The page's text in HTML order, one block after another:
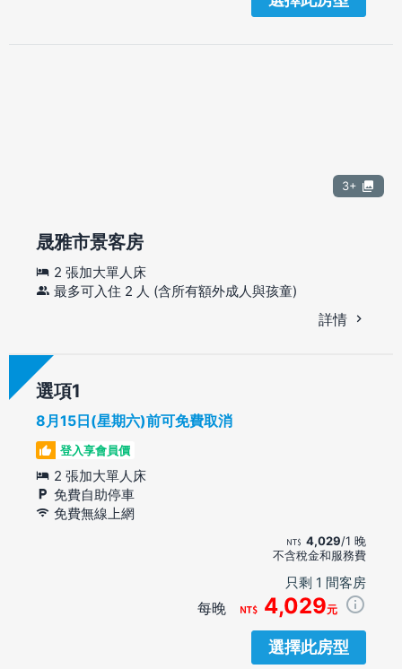
3+
晟雅市景客房
2 張加大單人床
最多可入住 2 人 (含所有額外成人與孩童)
詳情
選項
8月15日(星期六)前可免費取消
登入享會員價
2 張加大單人床
免費自助停車
免費無線上網
4,029/1 晚
不含稅金和服務費
只剩 1 間客房
每晚 4,029元
選擇此房型